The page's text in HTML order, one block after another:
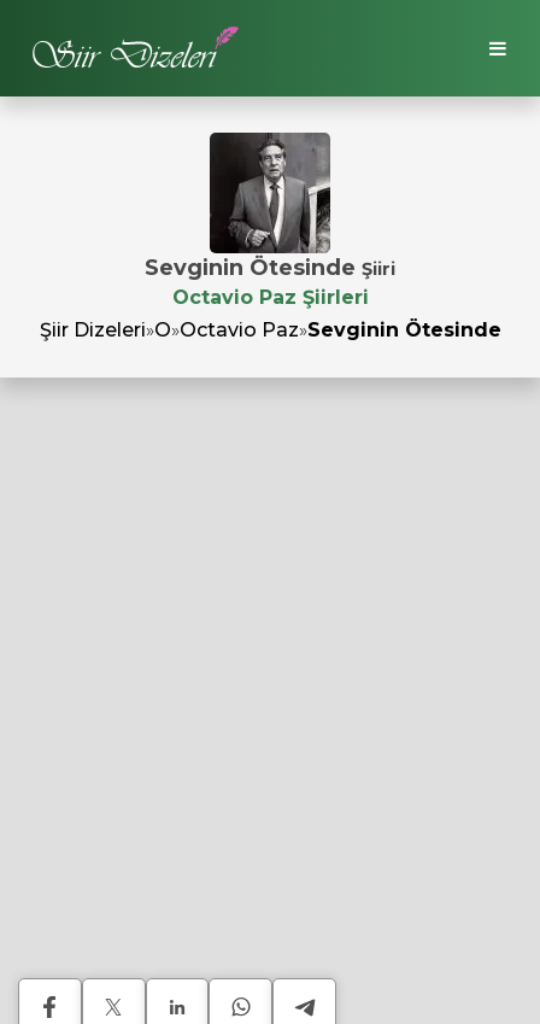
Sevginin Ötesinde Şiiri
Octavio Paz Şiirleri
Şiir Dizeleri»O»Octavio Paz»Sevginin Ötesinde